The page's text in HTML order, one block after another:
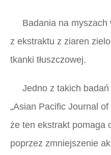
Badania na myszach
z ekstraktu z ziaren
tkanki tłuszczowej.
Jedno z takich
„Asian Pacific Journal
że ten ekstrakt pomaga
poprzez zmniejszenie